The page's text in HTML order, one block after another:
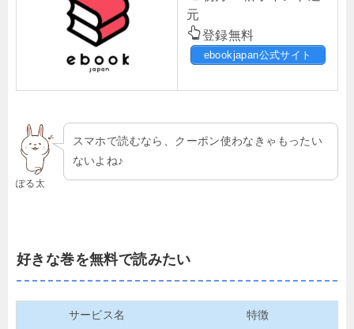
元
登録無料
ebookjapan公式サイト
ぽる太
スマホで読むなら、クーポン使わなきゃもったい
ないよね♪
好きな巻を無料で読みたい
サービス名 特徴